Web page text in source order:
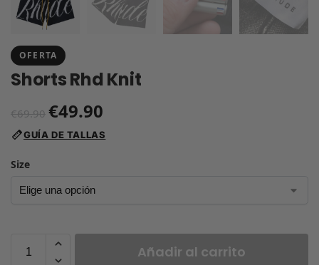
OFERTA
Shorts Rhd Knit
€69.90 €49.90
GUÍA DE TALLAS
Size
Añadir al carrito